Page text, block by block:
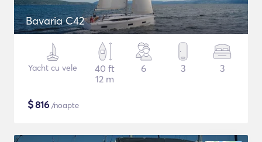
Bavaria C42
Yacht cu vele
40 ft
12 m
6 3 3
$816 /noapte